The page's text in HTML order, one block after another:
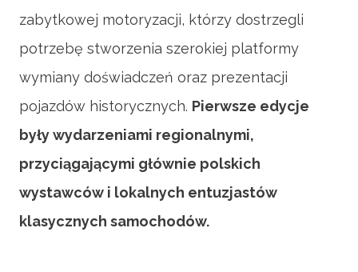
zabytkowej motoryzacji, którzy dostrzegli
potrzebę stworzenia szerokiej platformy
wymiany doświadczeń oraz prezentacji
pojazdów historycznych. Pierwsze edycje
były wydarzeniami regionalnymi,
przyciągającymi głównie polskich
wystawców i lokalnych entuzjastów
klasycznych samochodów.